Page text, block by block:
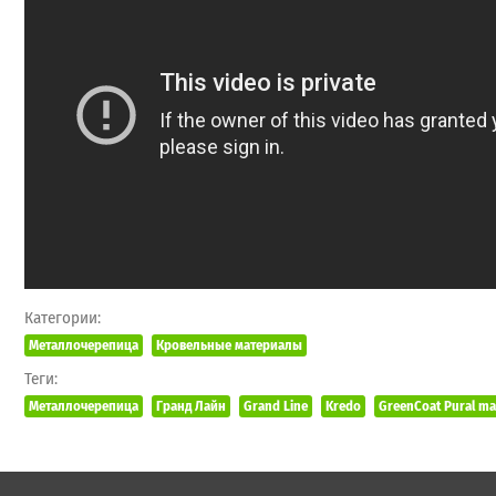
Категории:
Металлочерепица Кровельные материалы
Теги:
Металлочерепица Гранд Лайн Grand Line Kredo GreenCoat Pural